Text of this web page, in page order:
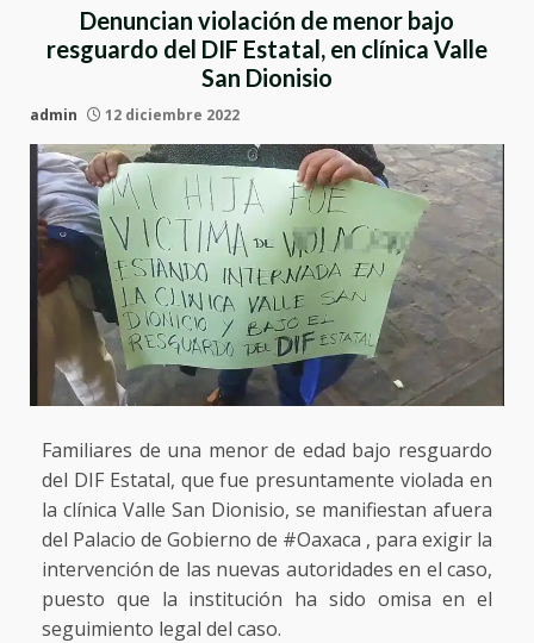
Denuncian violación de menor bajo
resguardo del DIF Estatal, en clínica Valle
San Dionisio
admin 12 diciembre 2022
Familiares de una menor de edad bajo resguardo
del DIF Estatal, que fue presuntamente violada en
la clínica Valle San Dionisio, se manifiestan afuera
del Palacio de Gobierno de #Oaxaca , para exigir la
intervención de las nuevas autoridades en el caso,
puesto que la institución ha sido omisa en el
seguimiento legal del caso.